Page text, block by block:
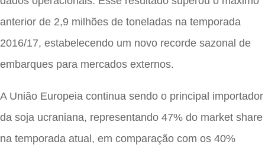
anterior de 2,9 milhões de toneladas na temporada
2016/17, estabelecendo um novo recorde sazonal de
embarques para mercados externos.
A União Europeia continua sendo o principal importador
da soja ucraniana, representando 47% do market share
na temporada atual, em comparação com os 40%